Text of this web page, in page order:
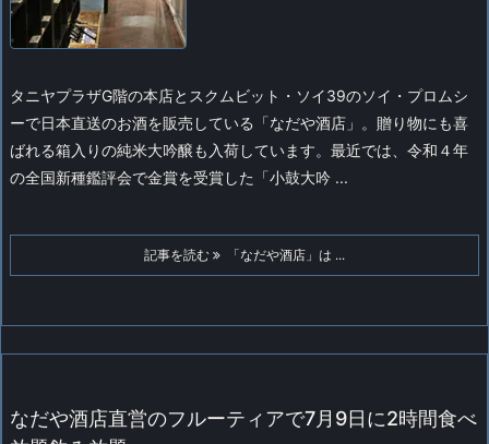
タニヤプラザG階の本店とスクムビット・ソイ39のソイ・プロムシ
ーで日本直送のお酒を販売している「なだや酒店」。 贈り物にも喜
ばれる箱入りの純米大吟醸も入荷しています。最近では、令和４年
の全国新種鑑評会で金賞を受賞した「小鼓大吟 ...
記事を読む 「なだや酒店」は ...
なだや酒店直営のフルーティアで7月9日に2時間食べ